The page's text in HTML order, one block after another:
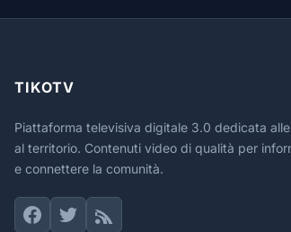
TIKOTV
Piattaforma televisiva digitale 3.0 dedicata
al territorio. Contenuti video di qualità per
e connettere la comunità.